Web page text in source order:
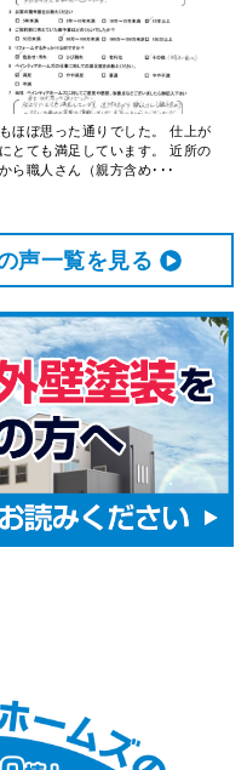
ほぼ思った通りでした。 仕上が
とても満足しています。 近所の
ら職人さん（親方含め･･･
声⼀覧を⾒る